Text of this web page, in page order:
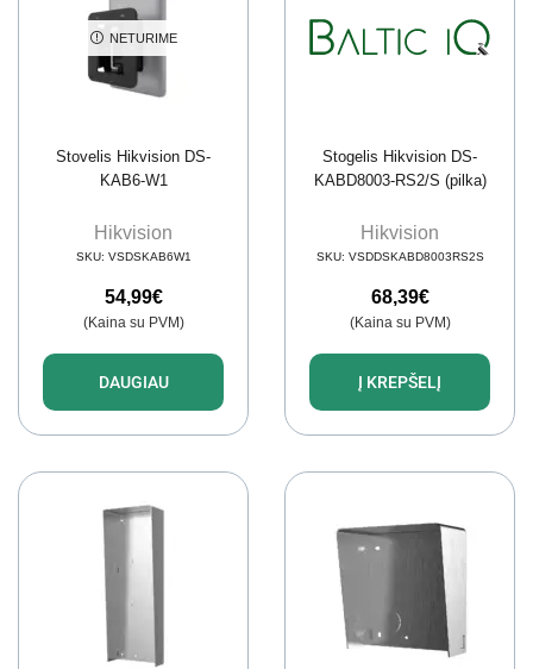
NETURIME
Stovelis Hikvision DS-
KAB6-W1
Hikvision
SKU: VSDSKAB6W1
54,99€
(Kaina su PVM)
DAUGIAU
Stogelis Hikvision DS-
KABD8003-RS2/S (pilka)
Hikvision
SKU: VSDDSKABD8003RS2S
68,39€
(Kaina su PVM)
Į KREPŠELĮ